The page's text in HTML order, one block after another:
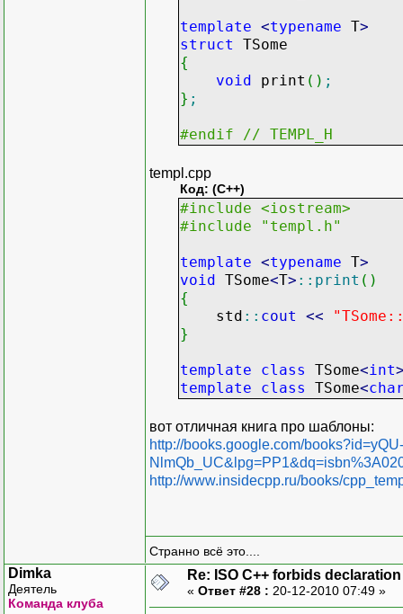
template <typename T>
struct
TSome
{
void print ( ) ;
} ;
#endif // TEMPL_H
templ.cpp
Код: (C++)
#include <iostream>
#include "templ.h"
template <typename T>
void TSome<T> :: print ( )
{
std :: cout <<
}
template class TSome<int
template
class TSome<
вот отличная книга про шаблоны:
http://books.google.com/books?id=yQU-
http://www.insidecpp.ru/books/
Странно всё это....
Dimka
Деятель
Команда клуба
Re: ISO C++ forbids declaration
« Ответ #28 : 20-12-2010 07:49 »